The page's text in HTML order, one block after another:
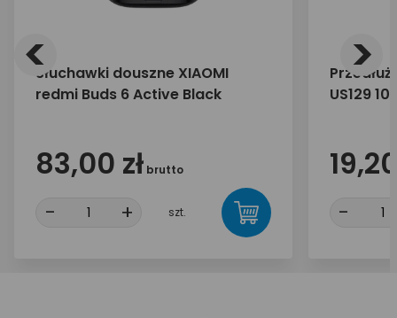
Słuchawki douszne XIAOMI
redmi Buds 6 Active Black
83,00 zł brutto
- + szt.
US129
-
< >